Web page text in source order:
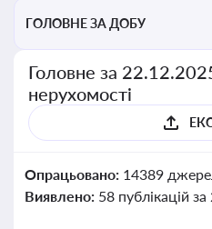
ГОЛОВНЕ ЗА ДОБУ
Головне за
нерухомості
Опрацьовано: 14389
Виявлено: 58 публікацій